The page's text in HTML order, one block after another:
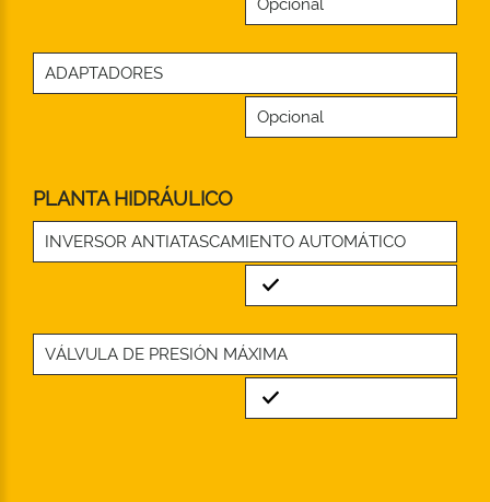
Opcional
ADAPTADORES
Opcional
PLANTA HIDRÁULICO
INVERSOR ANTIATASCAMIENTO AUTOMÁTICO
Standard
VÁLVULA DE PRESIÓN MÁXIMA
Standard